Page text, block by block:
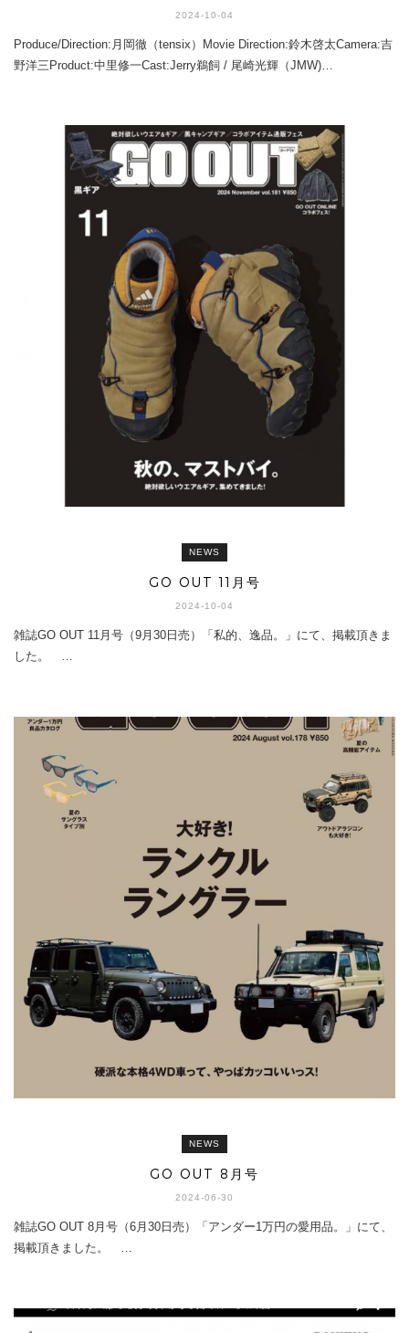
2024-10-04
Produce/Direction:月岡徹（tensix）Movie Direction:鈴木啓太Camera:吉
野洋三Product:中里修一Cast:Jerry鵜飼 / 尾崎光輝（JMW)…
NEWS
GO OUT 11月号
2024-10-04
雑誌GO OUT 11月号（9月30日売）「私的、逸品。」にて、掲載頂きま
した。 …
NEWS
GO OUT 8月号
2024-06-30
雑誌GO OUT 8月号（6月30日売）「アンダー1万円の愛用品。」にて、
掲載頂きました。 …